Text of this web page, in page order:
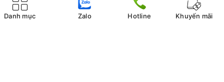
Zalo: 0918579802
Danh mục Zalo Hotline Khuyến mãi